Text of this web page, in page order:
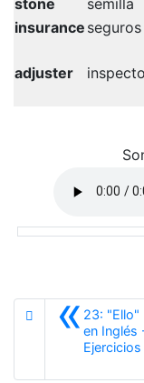
insurance seguros
adjuster
«23: "Ello"
en Inglés
Ejercicios